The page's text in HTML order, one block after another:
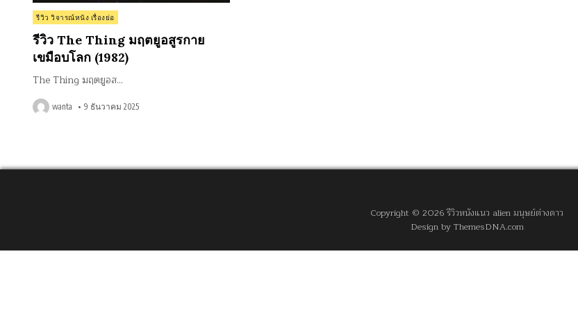
Posted
in
รีวิว วิจารณ์หนัง เรื่องย่อ
รีวิว The Thing มฤตยูอสูรกาย
เขมือบโลก (1982)
The Thing มฤตยูอส…
wanta 9 ธันวาคม 2025
Copyright © 2026 รีวิวหนังแนว alien มนุษย์ต่างดาว
Design by ThemesDNA.com